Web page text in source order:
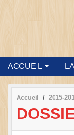
ACCUEIL
Accueil 2015-